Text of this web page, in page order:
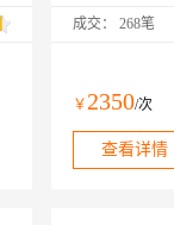
成交： 268笔
￥2350/次
查看详情